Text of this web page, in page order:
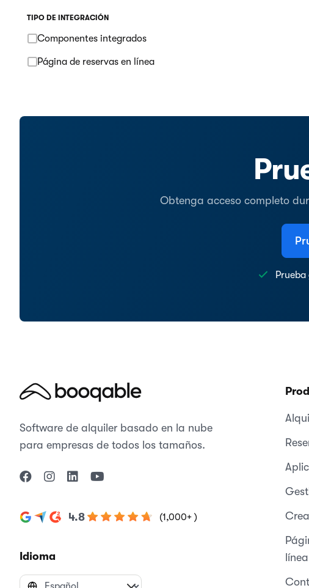
TIPO DE INTEGRACIÓN
Componentes integrados
Página de reservas en línea
Obtenga acceso completo
Software de alquiler basado en la nube
para empresas de todos los tamaños.
4.8 (1,000+ )
Idioma
línea